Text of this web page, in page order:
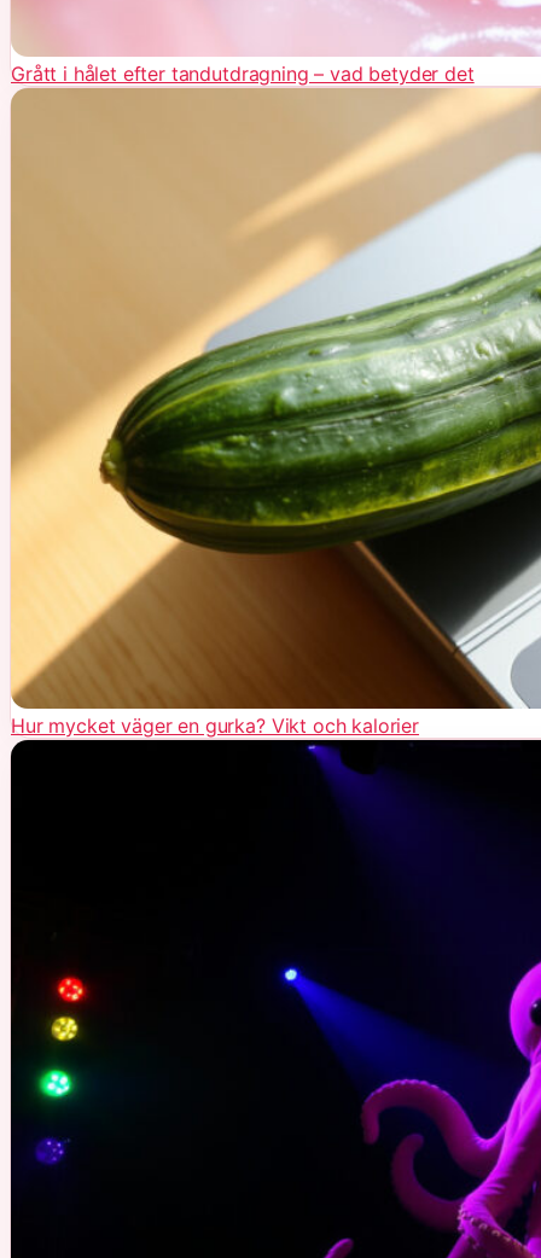
Grått i hålet efter tandutdragning – vad betyder det
Hur mycket väger en gurka? Vikt och kalorier